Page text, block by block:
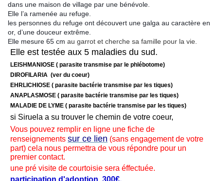
dans une maison de village par une bénévole.
Elle l’a ramenée au refuge.
les personnes du refuge ont découvert une galga au caractère en
or, d’une douceur extrême.
Elle mesure 65 cm au garrot et cherche sa famille pour la vie.
Elle est testée aux 5 maladies du sud.
LEISHMANIOSE ( parasite transmise par le phlébotome)
DIROFILARIA (ver du coeur)
EHRLICHIOSE ( parasite bactérie transmise par les tiques)
ANAPLASMOSE ( parasite bactérie transmise par les tiques)
MALADIE DE LYME ( parasite bactérie transmise par les tiques)
si Siruela a su trouver le chemin de votre coeur,
Vous pouvez remplir en ligne une fiche de
renseignements sur ce lien (sans engagement de votre
part) cela nous permettra de vous répondre pour un
premier contact.
une pré visite de courtoisie sera éffectuée.